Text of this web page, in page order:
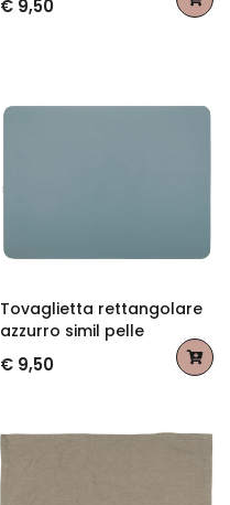
€ 9,50
Tovaglietta rettangolare
azzurro simil pelle
€ 9,50